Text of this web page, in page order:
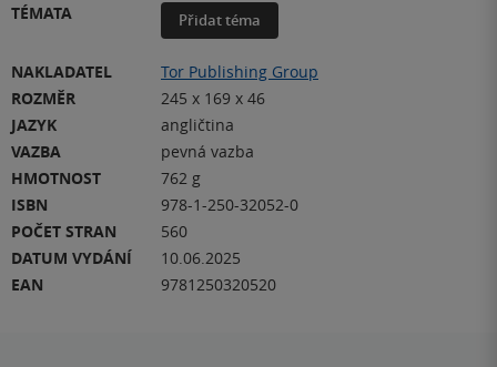
TÉMATA
Přidat téma
NAKLADATEL
Tor Publishing Group
ROZMĚR
245 x 169 x 46
JAZYK
angličtina
VAZBA
pevná vazba
HMOTNOST
762 g
ISBN
978-1-250-32052-0
POČET STRAN
560
DATUM VYDÁNÍ
10.06.2025
EAN
9781250320520